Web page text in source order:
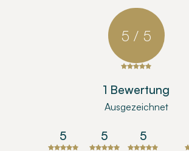
5 / 5
Ausgezeichnet
1 Bewertung
5 5 5